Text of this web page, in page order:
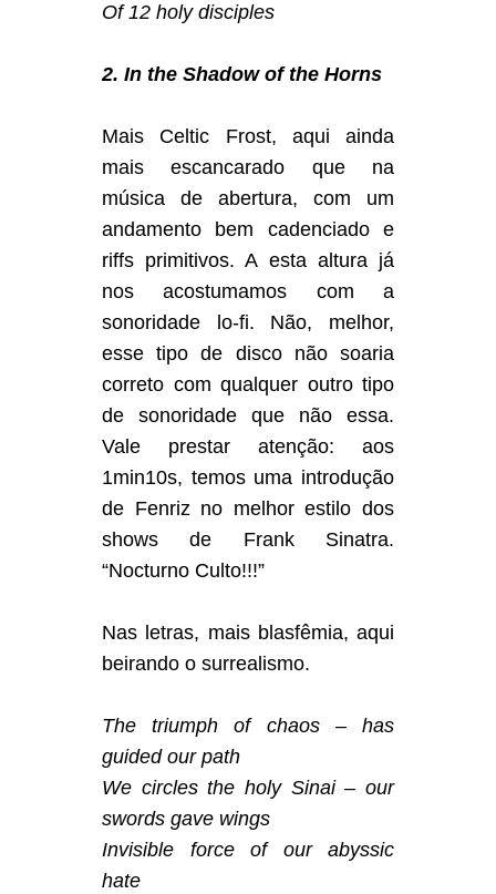
Of 12 holy disciples
2. In the Shadow of the Horns
Mais Celtic Frost, aqui ainda
mais escancarado que na
música de abertura, com um
andamento bem cadenciado e
riffs primitivos. A esta altura já
nos acostumamos com a
sonoridade lo-fi. Não, melhor,
esse tipo de disco não soaria
correto com qualquer outro tipo
de sonoridade que não essa.
Vale prestar atenção: aos
1min10s, temos uma introdução
de Fenriz no melhor estilo dos
shows de Frank Sinatra.
“Nocturno Culto!!!”
Nas letras, mais blasfêmia, aqui
beirando o surrealismo.
The triumph of chaos – has
guided our path
We circles the holy Sinai – our
swords gave wings
Invisible force of our abyssic
hate